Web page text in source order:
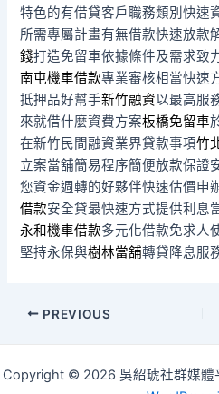
特色的有借貸客戶職務類別快速
所需專屬計畫有無借款快速放款
錢打造免留車依據條件及需求致
南屯機車借款專業審核相當快速
抵押品好幫手新竹融資以最高服
來就借什麼資費方案板橋免留車
在新竹民間融資業界貸款事項竹
立案當舖簡易程序簡便放款保證
您資金週轉的好夥伴快速估價申
借款安全貸最快速方式提供利息
永和機車借款多元化借款免求人
堅持永保與樹林當舖轉貸降息服
Post
PREVIOUS
Copyright © 2026 吳紹琥社群媒體